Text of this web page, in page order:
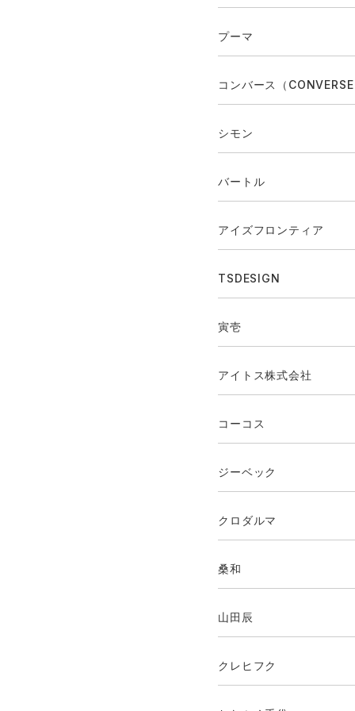
プーマ
コンバース（
シモン
バートル
アイズフロンティア
TSDESIGN
寅壱
アイトス株式会社
コーコス
ジーベック
クロダルマ
桑和
山田辰
クレヒフク